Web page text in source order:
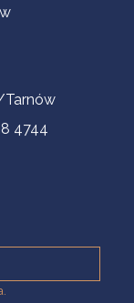
Tarnów
4744